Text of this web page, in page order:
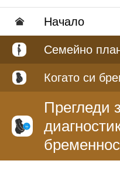
Hачало
Семейно
Когато си
Прегледи